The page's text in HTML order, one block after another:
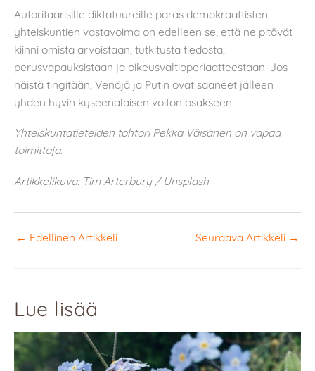
Autoritaarisille diktatuureille paras demokraattisten
yhteiskuntien vastavoima on edelleen se, että ne pitävät
kiinni omista arvoistaan, tutkitusta tiedosta,
perusvapauksistaan ja oikeusvaltioperiaatteestaan. Jos
näistä tingitään, Venäjä ja Putin ovat saaneet jälleen
yhden hyvin kyseenalaisen voiton osakseen.
Yhteiskuntatieteiden tohtori Pekka Väisänen on vapaa
toimittaja.
Artikkelikuva: Tim Arterbury / Unsplash
← Edellinen Artikkeli Seuraava Artikkeli →
Lue lisää